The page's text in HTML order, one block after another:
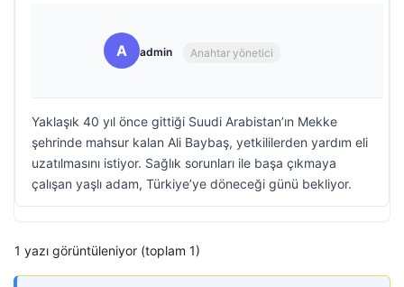
A admin Anahtar yönetici
Yaklaşık 40 yıl önce gittiği Suudi Arabistan’ın Mekke
şehrinde mahsur kalan Ali Baybaş, yetkililerden yardım eli
uzatılmasını istiyor. Sağlık sorunları ile başa çıkmaya
çalışan yaşlı adam, Türkiye’ye döneceği günü bekliyor.
1 yazı görüntüleniyor (toplam 1)